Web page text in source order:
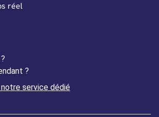
réel
UN NOUVEL ONGLET
?
service dédiéOuverture dans un